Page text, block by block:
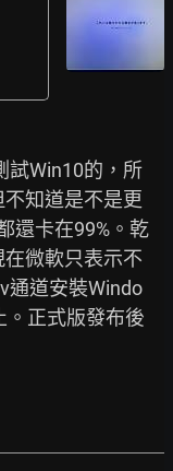
試Win10的，所
知道是不是更
還卡在99%。乾
微軟只表示不
通道安裝Windo
正式版發布後